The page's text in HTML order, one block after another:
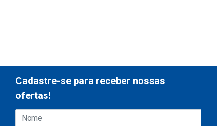
Cadastre-se para receber nossas
ofertas!